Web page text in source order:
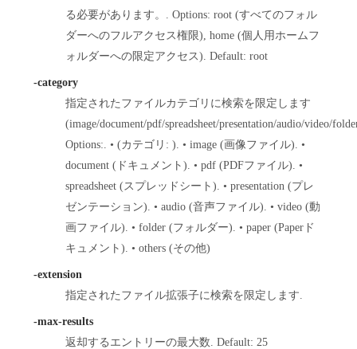
る必要があります。. Options: root (すべてのフォル
ダーへのフルアクセス権限), home (個人用ホームフ
ォルダーへの限定アクセス). Default: root
-category
指定されたファイルカテゴリに検索を限定します
(image/document/pdf/spreadsheet/presentation/audio/video/
Options:. • (カテゴリ: ). • image (画像ファイル). •
document (ドキュメント). • pdf (PDFファイル). •
spreadsheet (スプレッドシート). • presentation (プレ
ゼンテーション). • audio (音声ファイル). • video (動
画ファイル). • folder (フォルダー). • paper (Paperド
キュメント). • others (その他)
-extension
指定されたファイル拡張子に検索を限定します.
-max-results
返却するエントリーの最大数. Default: 25